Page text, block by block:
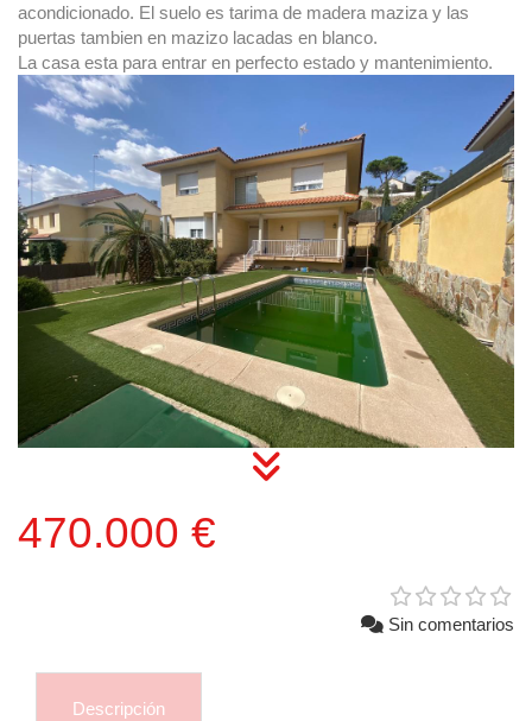
acondicionado. El suelo es tarima de madera maziza y las
puertas tambien en mazizo lacadas en blanco.
La casa esta para entrar en perfecto estado y mantenimiento.
470.000 €
Sin comentarios
Descripción